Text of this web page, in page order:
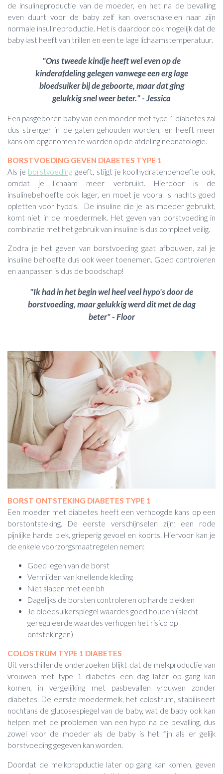
de insulineproductie van de moeder, en het na de bevalling
even duurt voor de baby zelf kan overschakelen naar zijn
normale insulineproductie. Het is daardoor ook mogelijk dat de
baby last heeft van trillen en een te lage lichaamstemperatuur.
"Ons tweede kindje heeft wel even op de
kinderafdeling gelegen vanwege een erg lage
bloedsuiker bij de geboorte, maar dat ging
gelukkig snel weer beter." - Jessica
Een pasgeboren baby van een moeder met type 1 diabetes zal
dus strenger in de gaten gehouden worden, en heeft meer
kans om opgenomen te worden op de afdeling neonatologie.
BORSTVOEDING GEVEN DIABETES TYPE 1
Als je borstvoeding geeft, stijgt je koolhydratenbehoefte ook,
omdat je lichaam meer verbruikt. Hierdoor is de
insulinebehoefte ook lager, en moet je vooral 's nachts goed
opletten voor hypo's. De insuline die je als moeder gebruikt,
komt niet in de moedermelk. Het geven van borstvoeding in
combinatie met het gebruik van insuline is dus compleet veilig.
Zodra je het geven van borstvoeding gaat afbouwen, zal je
insuline behoefte dus ook weer toenemen. Goed controleren
en aanpassen is dus de boodschap!
"Ik had in het begin wel heel veel hypo's door de
borstvoeding, maar gelukkig werd dit met de dag
beter" - Floor
BORST ONTSTEKING DIABETES TYPE 1
Een moeder met diabetes heeft een verhoogde kans op een
borstontsteking. De eerste verschijnselen zijn; een rode
pijnlijke harde plek, grieperig gevoel en koorts. Hiervoor kan je
de enkele voorzorgsmaatregelen nemen:
Goed legen van de borst
Vermijden van knellende kleding
Niet slapen met een bh
Dagelijks de borsten controleren op harde plekken
Je bloedsuikerspiegel waardes goed houden (slecht
gereguleerde waardes verhogen het risico op
ontstekingen)
COLOSTRUM TYPE 1 DIABETES
Uit verschillende onderzoeken blijkt dat de melkproductie van
vrouwen met type 1 diabetes een dag later op gang kan
komen, in vergelijking met pasbevallen vrouwen zonder
diabetes. De eerste moedermelk, het colostrum, stabiliseert
nochtans de glucosespiegel van de baby, wat de baby ook kan
helpen met de problemen van een hypo na de bevalling, dus
zowel voor de moeder als de baby is het fijn als er gelijk
borstvoeding gegeven kan worden.
Doordat de melkpropductie later op gang kan komen, geven